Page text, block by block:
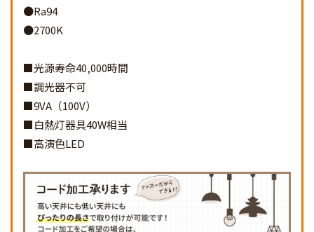
●Ra94
●2700K
■光源寿命40,000時間
■調光器不可
■9VA（100V）
■白熱灯器具40W相当
■高演色LED